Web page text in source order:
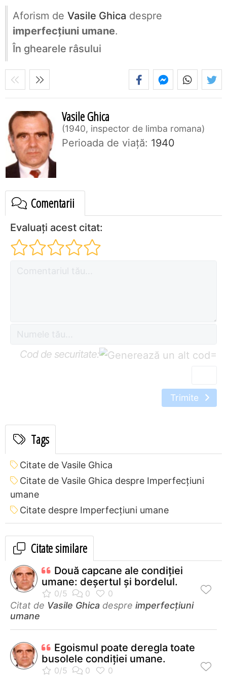
Aforism de Vasile Ghica despre
imperfecțiuni umane.
În ghearele râsului
Vasile Ghica
1940, inspector de limba romana
Perioada de viaţă: 1940
Comentarii
Evaluați acest citat:
Cod de securitate: =
Trimite
Tags
Citate de Vasile Ghica
Citate de Vasile Ghica despre Imperfecțiuni
umane
Citate despre Imperfecțiuni umane
Citate similare
Două capcane ale condiţiei
umane: deşertul şi bordelul.
Citat de Vasile Ghica despre imperfecțiuni
umane
Egoismul poate deregla toate
busolele condiţiei umane.